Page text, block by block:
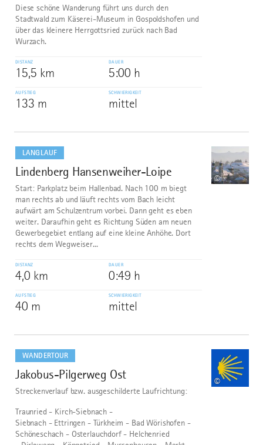
Diese schöne Wanderung führt uns durch den
Stadtwald zum Käserei-Museum in Gospoldshofen und
über das kleinere Herrgottsried zurück nach Bad
Wurzach.
DISTANZ
15,5 km
DAUER
5:00 h
AUFSTIEG
133 m
SCHWIERIGKEIT
mittel
LANGLAUF
9
Lindenberg Hansenweiher-Loipe
©
Start: Parkplatz beim Hallenbad. Nach 100 m biegt
man rechts ab und läuft rechts vom Bach leicht
aufwärt am Schulzentrum vorbei. Dann geht es eben
weiter. Daraufhin geht es Richtung Süden am neuen
Gewerbegebiet entlang auf eine kleine Anhöhe. Dort
rechts dem Wegweiser...
DISTANZ
4,0 km
DAUER
0:49 h
AUFSTIEG
40 m
SCHWIERIGKEIT
mittel
dazu
WANDERTOUR
10
Jakobus-Pilgerweg Ost
©
Streckenverlauf bzw. ausgeschilderte Laufrichtung:
Traunried - Kirch-Siebnach -
Siebnach - Ettringen - Türkheim - Bad Wörishofen -
Schöneschach - Osterlauchdorf - Helchenried
dazu